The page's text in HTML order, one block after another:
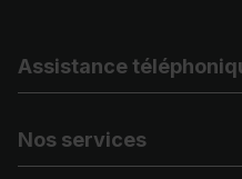
Assistance
Nos services